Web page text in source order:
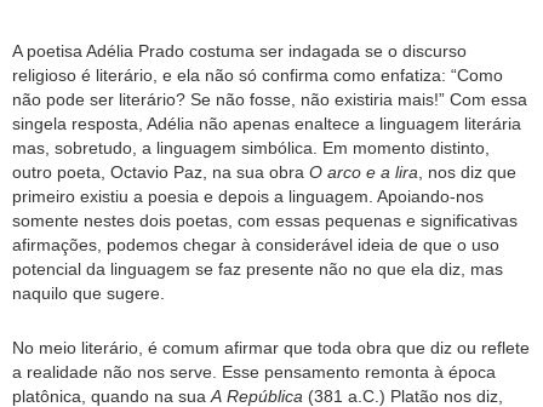
A poetisa Adélia Prado costuma ser indagada se o discurso
religioso é literário, e ela não só confirma como enfatiza: “Como
não pode ser literário? Se não fosse, não existiria mais!” Com essa
singela resposta, Adélia não apenas enaltece a linguagem literária
mas, sobretudo, a linguagem simbólica. Em momento distinto,
outro poeta, Octavio Paz, na sua obra O arco e a lira , nos diz que
primeiro existiu a poesia e depois a linguagem. Apoiando-nos
somente nestes dois poetas, com essas pequenas e significativas
afirmações, podemos chegar à considerável ideia de que o uso
potencial da linguagem se faz presente não no que ela diz, mas
naquilo que sugere.
No meio literário, é comum afirmar que toda obra que diz ou reflete
a realidade não nos serve. Esse pensamento remonta à época
platônica, quando na sua A República (381 a.C.) Platão nos diz,